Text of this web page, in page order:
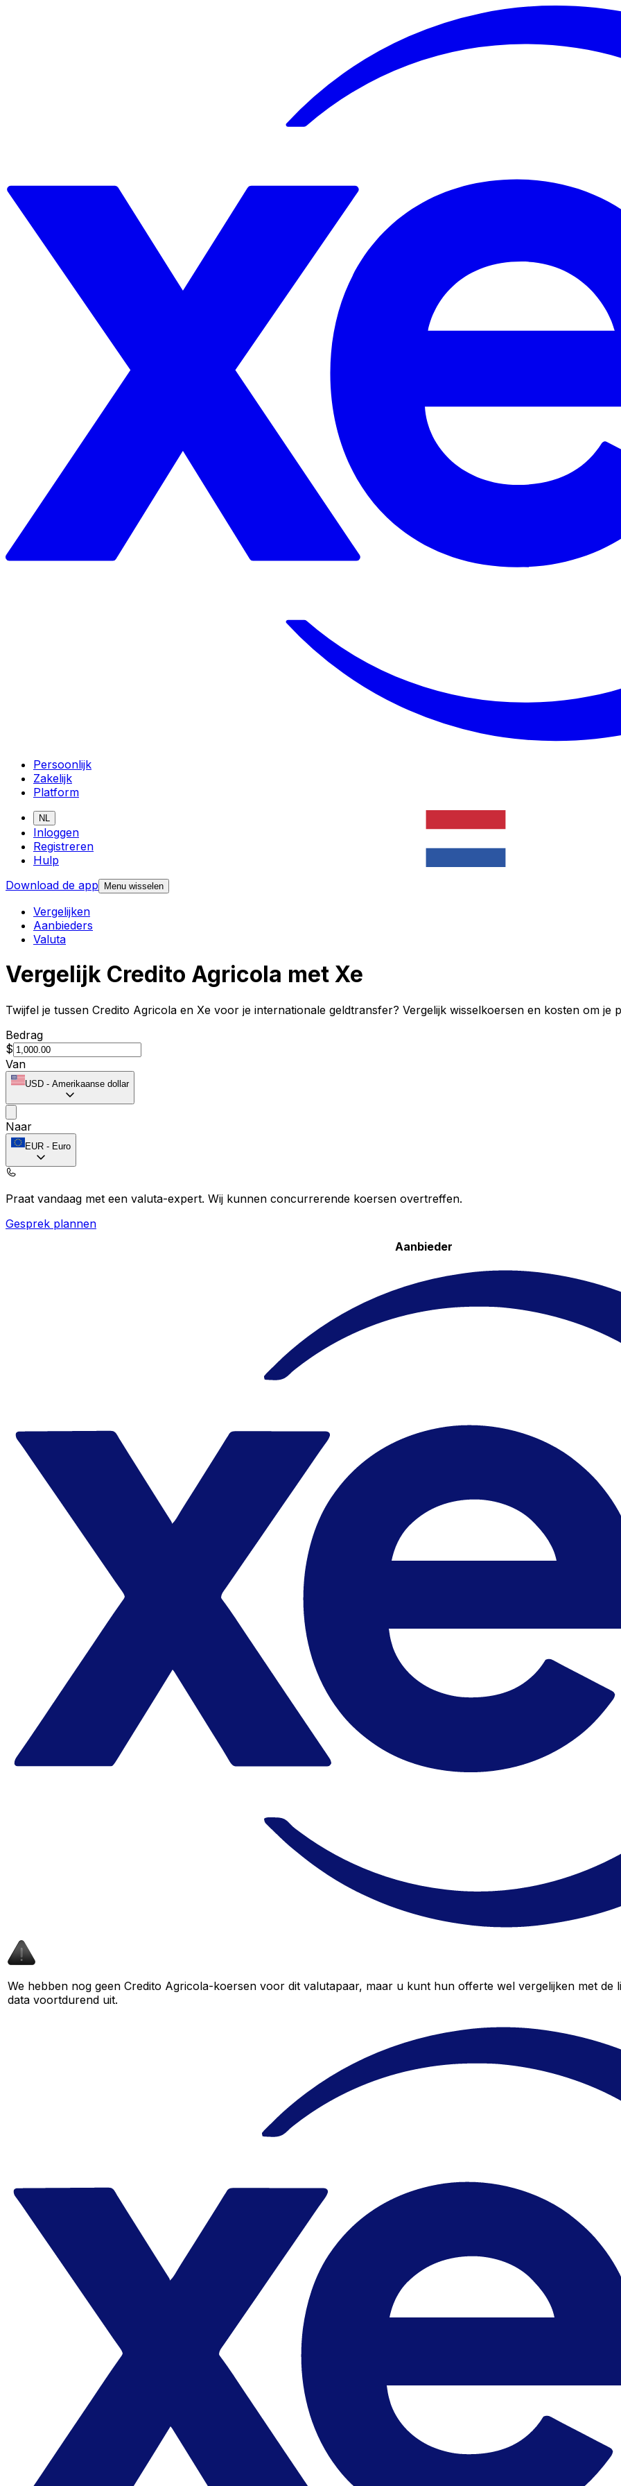
Persoonlijk
Zakelijk
Platform
NL
Inloggen
Registreren
Hulp
Download de app
Menu wisselen
Vergelijken
Aanbieders
Valuta
Vergelijk Credito Agricola met Xe
Twijfel je tussen Credito Agricola en Xe voor je internationale geldtransfer? Vergelijk wisselkoersen en kosten om je
Bedrag
$
Van
USD - Amerikaanse dollar
Naar
EUR - Euro
Praat vandaag met een valuta-expert. Wij kunnen concurrerende koersen overtreffen.
Gesprek plannen
Aanbieder
We hebben nog geen Credito Agricola-koersen voor dit valutapaar, maar u kunt hun offerte wel vergelijken met
data voortdurend uit.